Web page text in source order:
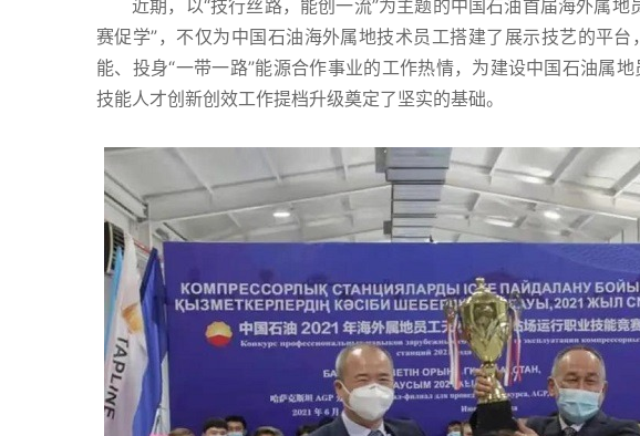
近期，以“技行丝路，能创一流”为主题的中国石油首届海外属
赛促学”，不仅为中国石油海外属地技术员工搭建了展示技艺的平
能、投身“一带一路”能源合作事业的工作热情，为建设中国石油属
技能人才创新创效工作提档升级奠定了坚实的基础。